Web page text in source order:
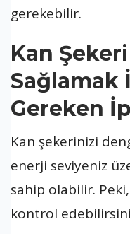
gerekebilir.
Kan
Sağlamak
Gereken
Kan şekerinizi
enerji seviyeniz
sahip olabilir.
kontrol